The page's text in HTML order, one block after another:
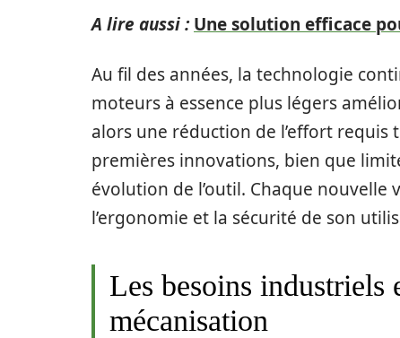
A lire aussi : Une solution efficace
Au fil des années, la technologie
moteurs à essence plus légers
alors une réduction de l’effort
premières innovations, bien que
évolution de l’outil. Chaque
l’ergonomie et la sécurité de son
Les besoins industriels
mécanisation